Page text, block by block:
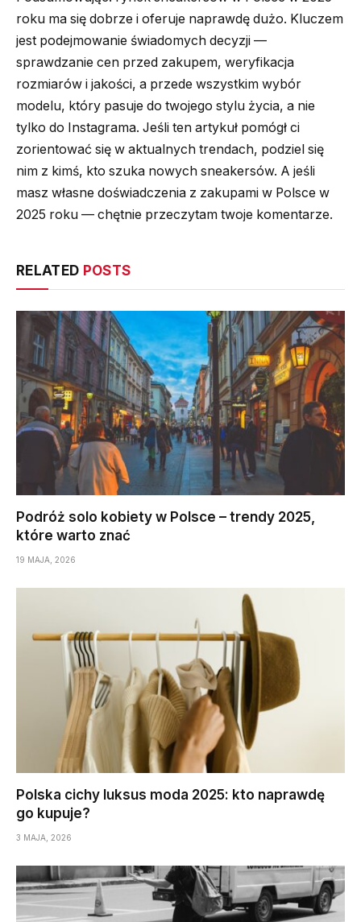
roku ma się dobrze i oferuje naprawdę dużo. Kluczem
jest podejmowanie świadomych decyzji —
sprawdzanie cen przed zakupem, weryfikacja
rozmiarów i jakości, a przede wszystkim wybór
modelu, który pasuje do twojego stylu życia, a nie
tylko do Instagrama. Jeśli ten artykuł pomógł ci
zorientować się w aktualnych trendach, podziel się
nim z kimś, kto szuka nowych sneakersów. A jeśli
masz własne doświadczenia z zakupami w Polsce w
2025 roku — chętnie przeczytam twoje komentarze.
RELATED POSTS
Podróż solo kobiety w Polsce – trendy 2025,
które warto znać
19 MAJA, 2026
Polska cichy luksus moda 2025: kto naprawdę
go kupuje?
3 MAJA, 2026